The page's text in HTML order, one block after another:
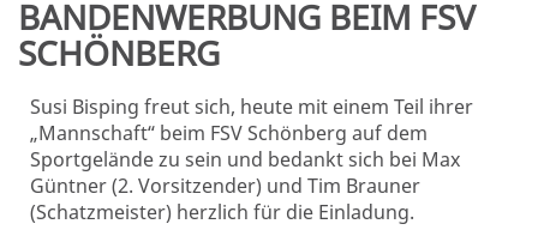
BANDENWERBUNG BEIM FSV
SCHÖNBERG
Susi Bisping freut sich, heute mit einem Teil ihrer
„Mannschaft“ beim FSV Schönberg auf dem
Sportgelände zu sein und bedankt sich bei Max
Güntner (2. Vorsitzender) und Tim Brauner
(Schatzmeister) herzlich für die Einladung.